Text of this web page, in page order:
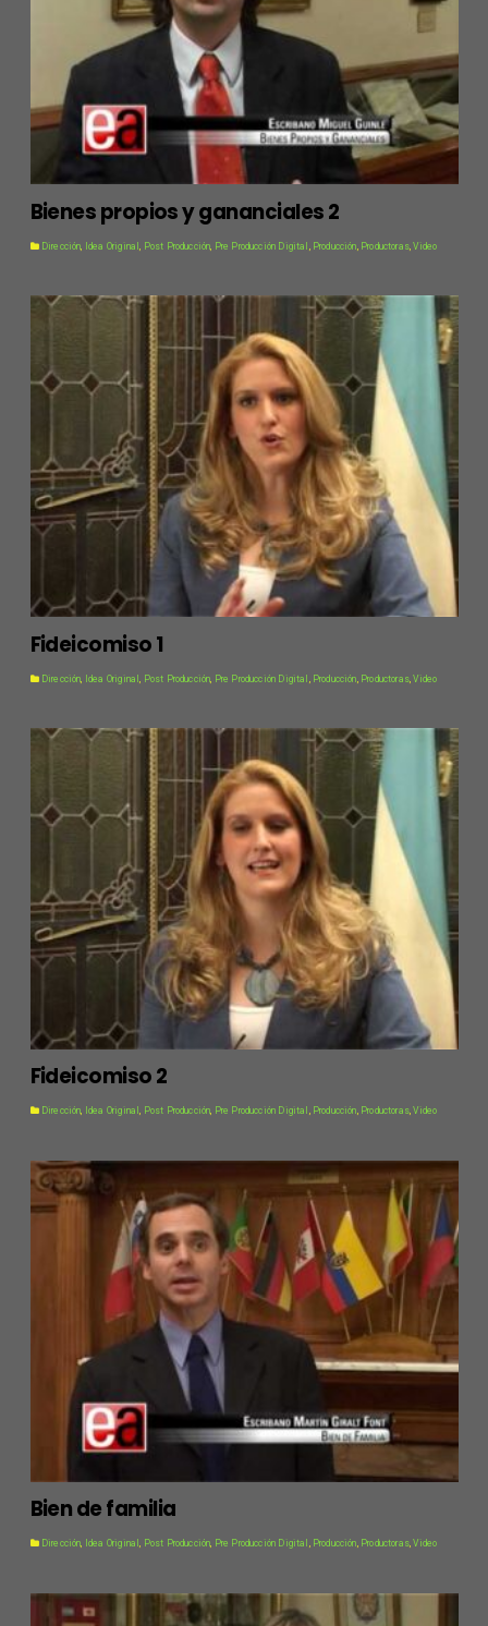
Bienes propios y gananciales 2
Dirección Idea Original Post Producción Pre Producción Digital Producción Productoras,Video
Fideicomiso 1
Dirección Idea Original Post Producción Pre Producción Digital Producción Productoras,Video
Fideicomiso 2
Dirección, Idea Original, Post Producción, Pre Producción Digital , Producción, Productoras,Video
Bien de familia
Dirección, Idea Original, Post Producción, Pre Producción Digital , Producción, Productoras,Video